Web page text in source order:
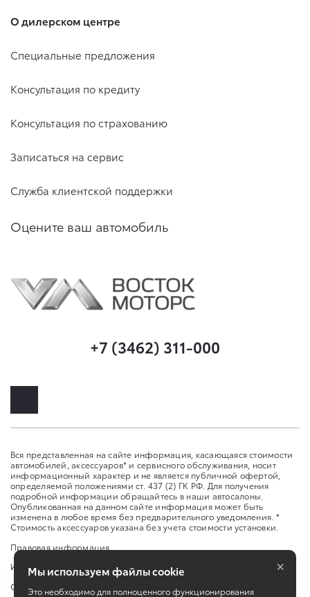
О дилерском центре
Специальные предложения
Консультация по кредиту
Консультация по страхованию
Записаться на сервис
Служба клиентской поддержки
Оцените ваш автомобиль
+7 (3462) 311-000
Вся представленная на сайте информация, касающаяся стоимости
автомобилей, аксессуаров* и сервисного обслуживания, носит
информационный характер и не является публичной офертой,
определяемой положениями ст. 437 (2) ГК РФ. Для получения
подробной информации обращайтесь в наши автосалоны.
Опубликованная на данном сайте информация может быть
изменена в любое время без предварительного уведомления. *
Стоимость аксессуаров указана без учета стоимости установки.
Правовая информация
Изменить настройку cookies
Сбросить cookie
Мы используем файлы cookie
Это необходимо для полноценного функционирования
×